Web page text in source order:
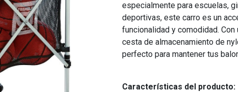
especialmente para escuelas,
deportivas, este carro es un
funcionalidad y comodidad.
cesta de almacenamiento de
perfecto para mantener tus
Características del producto: